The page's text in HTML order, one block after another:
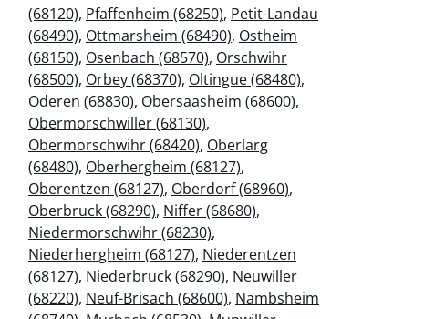
(68120), Pfaffenheim (68250), Petit-Landau
(68490), Ottmarsheim (68490), Ostheim
(68150), Osenbach (68570), Orschwihr
(68500), Orbey (68370), Oltingue (68480),
Oderen (68830), Obersaasheim (68600),
Obermorschwiller (68130),
Obermorschwihr (68420), Oberlarg
(68480), Oberhergheim (68127),
Oberentzen (68127), Oberdorf (68960),
Oberbruck (68290), Niffer (68680),
Niedermorschwihr (68230),
Niederhergheim (68127), Niederentzen
(68127), Niederbruck (68290), Neuwiller
(68220), Neuf-Brisach (68600), Nambsheim